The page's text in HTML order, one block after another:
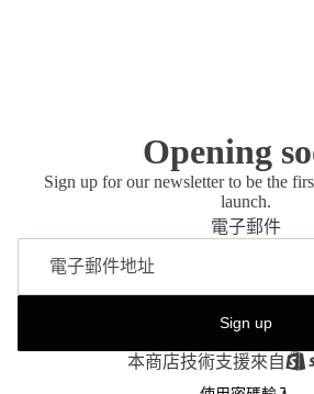
Opening
Sign up for our newsletter to be the
launch.
電子郵件
Sign up
本商店技術支援來自